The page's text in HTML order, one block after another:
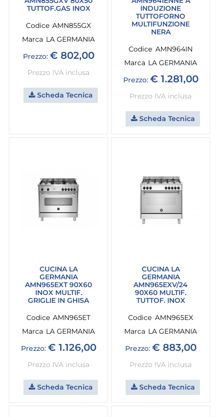
TUTTOF.GAS INOX
Codice AMN855GX
Marca LA GERMANIA
Prezzo: € 802,00
Prezzo IVA inclusa
Scheda Tecnica
INDUZIONE
TUTTOFORNO
MULTIFUNZIONE
NERA
Codice AMN964IN
Marca LA GERMANIA
Prezzo: € 1.281,00
Prezzo IVA inclusa
Scheda Tecnica
CUCINA LA
GERMANIA
AMN965EXT 90X60
INOX MULTIF.
GRIGLIE IN GHISA
Codice AMN965ET
Marca LA GERMANIA
Prezzo: € 1.126,00
Prezzo IVA inclusa
Scheda Tecnica
CUCINA LA
GERMANIA
AMN965EXV/24
90X60 MULTIF.
TUTTOF. INOX
Codice AMN965EX
Marca LA GERMANIA
Prezzo: € 883,00
Prezzo IVA inclusa
Scheda Tecnica